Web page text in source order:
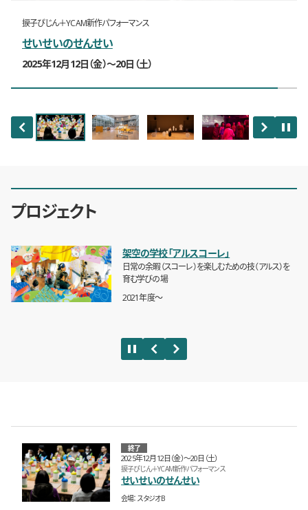
捩子ぴじん＋YCAM新作パフォーマンス
せいせいのせんせい
2025年12月12日（金）〜20日（土）
オロン・カッツ＋イオナット・ズール＋スティーブ・ベリック
PROJECT MRT—Natureless Solution／太陽と土と糞か
ら切り離したテクノロジーの再考
山内祥太＋YCAM 新作パフォーマンス＆インスタレーション
匂いのモニュメント 忘れ去られたエロス
2025年1月11日（土）〜19日（日）
プロジェクト
架空の学校「アルスコーレ」
日常の余暇（スコーレ）を楽しむための技（アルス）を
育む学びの場
2021年度〜
2025年12月12日（金）〜20日（土）
終了
捩子ぴじん＋YCAM新作パフォーマンス
せいせいのせんせい
会場 スタジオB